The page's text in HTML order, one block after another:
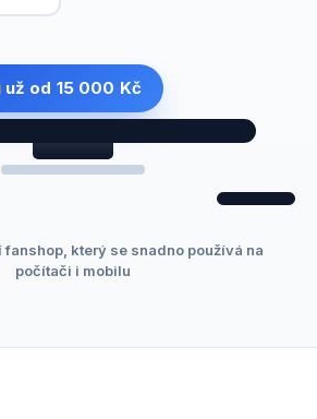
už od 15 000 Kč
který se snadno používá na
počítači i mobilu